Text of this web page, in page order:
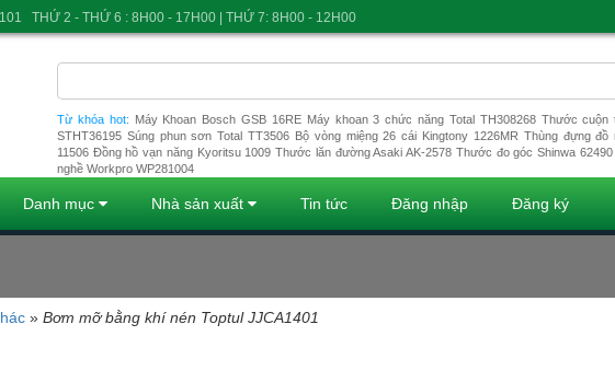
Từ khóa hot: Máy Khoan Bosch GSB 16RE Máy khoan 3 chức năng Total TH308268 Thước cuộn
STHT36195 Súng phun sơn Total TT3506 Bộ vòng miệng 26 cái Kingtony 1226MR Thùng đựng đồ
11506 Đồng hồ vạn năng Kyoritsu 1009 Thước lăn đường Asaki AK-2578 Thước đo góc Shinwa 62490
nghề Workpro WP281004
Danh mục Nhà sản xuất Tin tức Đăng nhập Đăng ký
» Bơm mỡ bằng khí nén Toptul JJCA1401
THỨ 2 - THỨ 6 : 8H00 - 17H00 | THỨ 7: 8H00 - 12H00